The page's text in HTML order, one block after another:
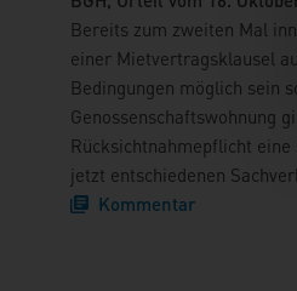
Bereits zum zweiten Mal
einer Mietvertragsklausel
Bedingungen möglich sein
Genossenschaftswohnung
Rücksichtnahmepflicht
jetzt entschiedenen
Kommentar